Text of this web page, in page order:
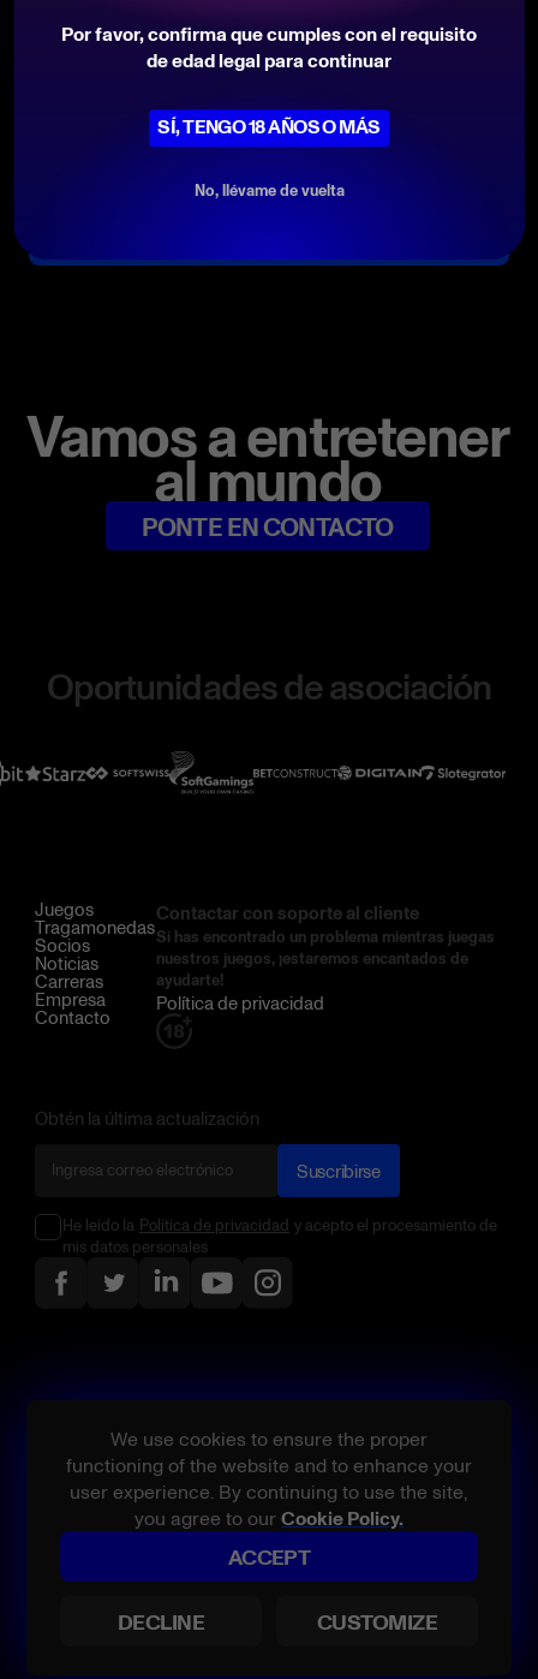
Juega a la versión demo de este juego directamente en
nuestro sitio, o busca este juego de bingo en los sitios
de muchos casinos en línea.
Bingo en línea.
DESCARGAR PAQUETE
Vamos a entretener
al mundo
PONTE EN CONTACTO
Oportunidades de asociación
Juegos
Tragamonedas
Socios
Noticias
Carreras
Empresa
Contacto
Contactar con soporte al cliente
Si has encontrado un problema mientras juegas
nuestros juegos, ¡estaremos encantados de
ayudarte!
Política de privacidad
Obtén la última actualización
Suscribirse
He leído la Política de privacidad y acepto el procesamiento de
mis datos personales
marcas comerciales o marcas comerciales registradas de Belatra o
We use cookies to ensure the proper
functioning of the website and to enhance your
user experience. By continuing to use the site,
you agree to ourCookie Policy.
DECLINE CUSTOMIZE
ACCEPT
Por favor, confirma que cumples con el requisito
de edad legal para continuar
SÍ, TENGO 18 AÑOS O MÁS
No, llévame de vuelta